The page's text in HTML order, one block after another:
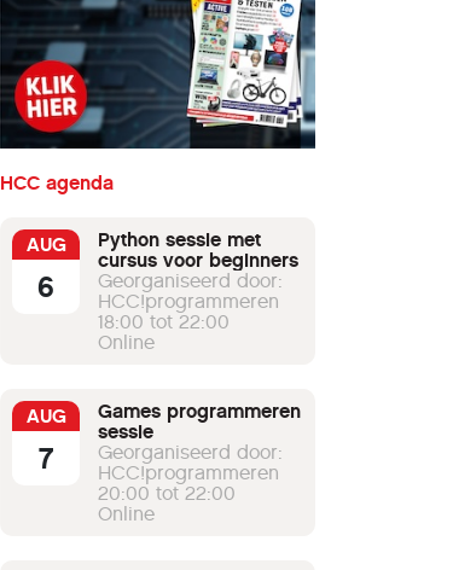
HCC agenda
AUG
6
Python sessie met
cursus voor beginners
Georganiseerd door:
HCC!programmeren
18:00 tot 22:00
Online
AUG
7
Games programmeren
sessie
Georganiseerd door:
HCC!programmeren
20:00 tot 22:00
Online